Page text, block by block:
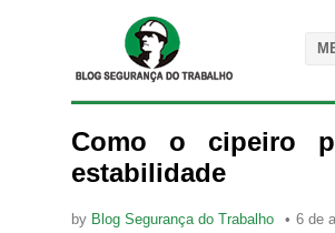
Como o cipeiro
estabilidade
by Blog Segurança do Trabalho
6 de